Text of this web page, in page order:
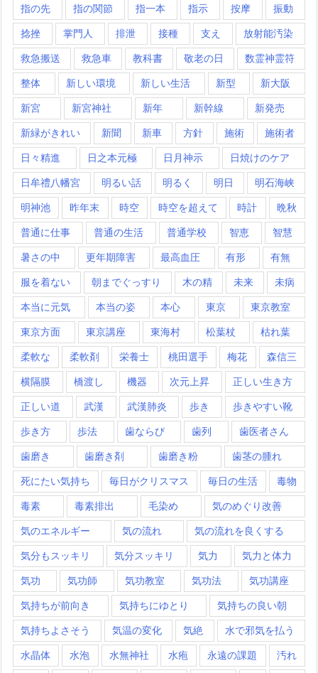
指の先 指の関節 指一本 指示 按摩 振動
捻挫 掌門人 排泄 接種 支え 放射能汚染
救急搬送 救急車 教科書 敬老の日 数霊神霊符
整体 新しい環境 新しい生活 新型 新大阪
新宮 新宮神社 新年 新幹線 新発売
新緑がきれい 新聞 新車 方針 施術 施術者
日々精進 日之本元極 日月神示 日焼けのケア
日牟禮八幡宮 明るい話 明るく 明日 明石海峡
明神池 昨年末 時空 時空を超えて 時計 晩秋
普通に仕事 普通の生活 普通学校 智恵 智慧
暑さの中 更年期障害 最高血圧 有形 有無
服を着ない 朝までぐっすり 木の精 未来 未病
本当に元気 本当の姿 本心 東京 東京教室
東京方面 東京講座 東海村 松葉杖 枯れ葉
柔軟な 柔軟剤 栄養士 桃田選手 梅花 森信三
横隔膜 橋渡し 機器 次元上昇 正しい生き方
正しい道 武漢 武漢肺炎 歩き 歩きやすい靴
歩き方 歩法 歯ならび 歯列 歯医者さん
歯磨き 歯磨き剤 歯磨き粉 歯茎の腫れ
死にたい気持ち 毎日がクリスマス 毎日の生活 毒物
毒素 毒素排出 毛染め 気のめぐり改善
気のエネルギー 気の流れ 気の流れを良くする
気分もスッキリ 気分スッキリ 気力 気力と体力
気功 気功師 気功教室 気功法 気功講座
気持ちが前向き 気持ちにゆとり 気持ちの良い朝
気持ちよさそう 気温の変化 気絶 水で邪気を払う
水晶体 水泡 水無神社 水疱 永遠の課題 汚れ